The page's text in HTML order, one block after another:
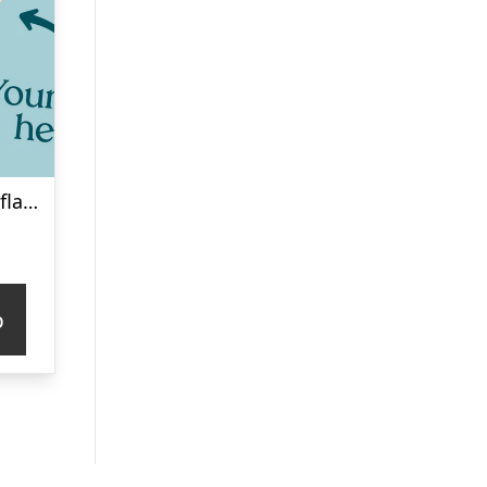
Personlig Termoflaske med Sugrør & Tekst – 600 ml